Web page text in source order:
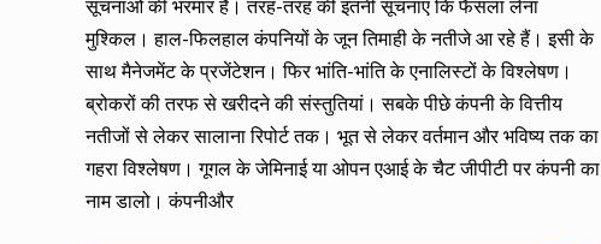
02
सूचनाओं की भरमार है। तरह-तरह की इतनी सूचनाएं कि फैसला लेना
मुश्किल। हाल-फिलहाल कंपनियों के जून तिमाही के नतीजे आ रहे हैं। इसी के
साथ मैनेजमेंट के प्रजेंटेशन। फिर भांति-भांति के एनालिस्टों के विश्लेषण।
ब्रोकरों की तरफ से खरीदने की संस्तुतियां। सबके पीछे कंपनी के वित्तीय
नतीजों से लेकर सालाना रिपोर्ट तक। भूत से लेकर वर्तमान और भविष्य तक का
गहरा विश्लेषण। गूगल के जेमिनाई या ओपन एआई के चैट जीपीटी पर कंपनी का
नाम डालो। कंपनीऔर